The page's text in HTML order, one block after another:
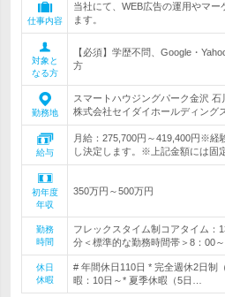
仕事内容
当社にて、WEB広告の運用やマ
ます。
対象と
なる方
【必須】学歴不問、Google・
方
勤務地
スマートハウジングパーク金沢
株式会社セイダイホールディング
給与
月給：275,700円～419,400円※経
し決定します。※上記金額には固
初年度
年収
350万円～500万円
勤務
時間
フレックスタイム制コアタイム：
分＜標準的な勤務時間帯＞8：00
休日
休暇
# 年間休日110日 * 完全週休2日制
暇：10日～* 夏季休暇（5日…